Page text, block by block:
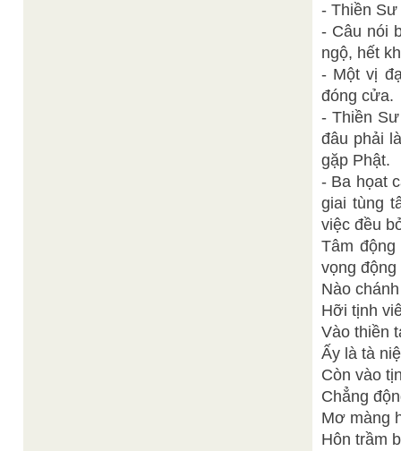
- Thiền
- Câu nói
ngộ, hết
- Một vị
đóng cửa.
- Thiền
đâu phải
gặp Phật.
- Ba họat
giai tùng
việc đều
Tâm
vọng
Nào
Hỡi tịnh
Vào thiền
Ấy là tà
Còn vào
Chẳng
Mơ màng
Hôn trầm